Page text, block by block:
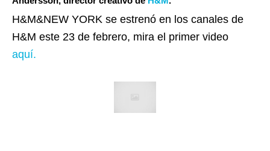
H&M&NEW YORK se estrenó en los canales de
H&M este 23 de febrero, mira el primer video
aquí.